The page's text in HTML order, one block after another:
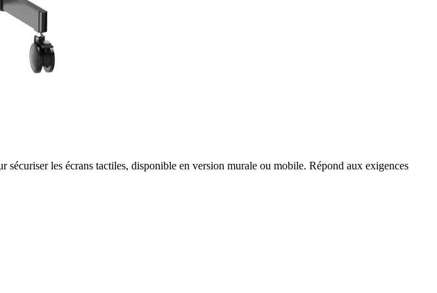
les écrans tactiles, disponible en version murale ou mobile. Répond aux exigences